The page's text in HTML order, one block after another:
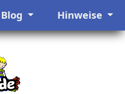
Blog Hinweise